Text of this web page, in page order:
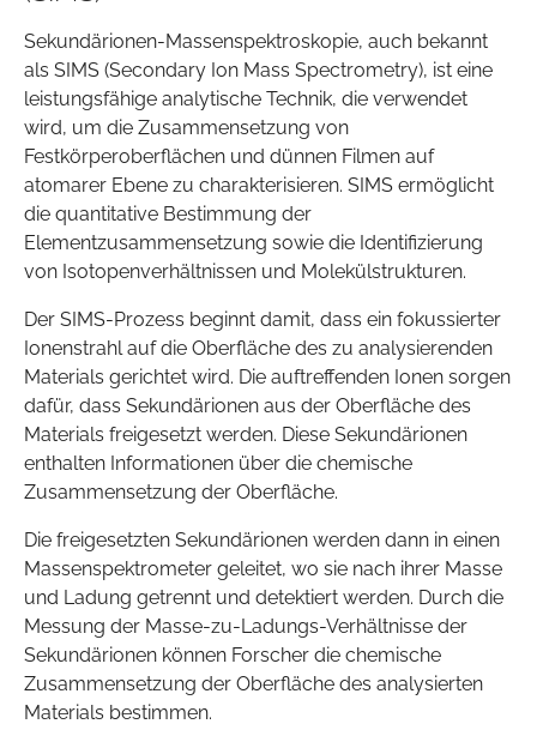
Sekundärionen-Massenspektroskopie, auch bekannt
als SIMS (Secondary Ion Mass Spectrometry), ist eine
leistungsfähige analytische Technik, die verwendet
wird, um die Zusammensetzung von
Festkörperoberflächen und dünnen Filmen auf
atomarer Ebene zu charakterisieren. SIMS ermöglicht
die quantitative Bestimmung der
Elementzusammensetzung sowie die Identifizierung
von Isotopenverhältnissen und Molekülstrukturen.
Der SIMS-Prozess beginnt damit, dass ein fokussierter
Ionenstrahl auf die Oberfläche des zu analysierenden
Materials gerichtet wird. Die auftreffenden Ionen sorgen
dafür, dass Sekundärionen aus der Oberfläche des
Materials freigesetzt werden. Diese Sekundärionen
enthalten Informationen über die chemische
Zusammensetzung der Oberfläche.
Die freigesetzten Sekundärionen werden dann in einen
Massenspektrometer geleitet, wo sie nach ihrer Masse
und Ladung getrennt und detektiert werden. Durch die
Messung der Masse-zu-Ladungs-Verhältnisse der
Sekundärionen können Forscher die chemische
Zusammensetzung der Oberfläche des analysierten
Materials bestimmen.